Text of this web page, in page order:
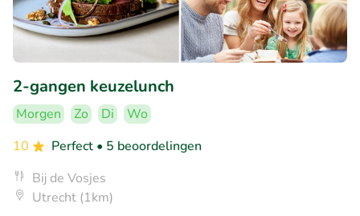
2-gangen keuzelunch
Morgen Zo Di
Wo
10
Perfect • 5 beoordelingen
Bij de Vosjes
Utrecht (1km)